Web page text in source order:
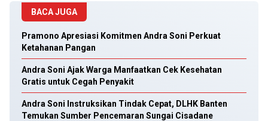
BACA JUGA
Pramono Apresiasi Komitmen Andra Soni Perkuat
Ketahanan Pangan
Andra Soni Ajak Warga Manfaatkan Cek Kesehatan
Gratis untuk Cegah Penyakit
Andra Soni Instruksikan Tindak Cepat, DLHK Banten
Temukan Sumber Pencemaran Sungai Cisadane